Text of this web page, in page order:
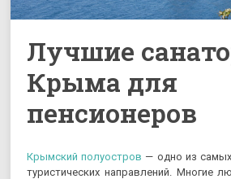
Лучшие
Крыма для
пенсионеров
Крымский полуостров — одно из
туристических направлений. Многие